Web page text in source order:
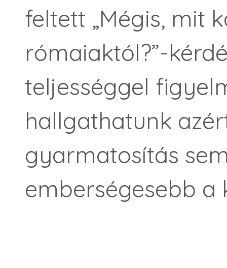
feltett „Mégis, mit
rómaiaktól?”-
teljességgel
hallgathatunk
gyarmatosítás
emberségesebb a